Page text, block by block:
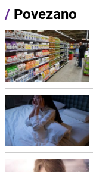
/ Povezano